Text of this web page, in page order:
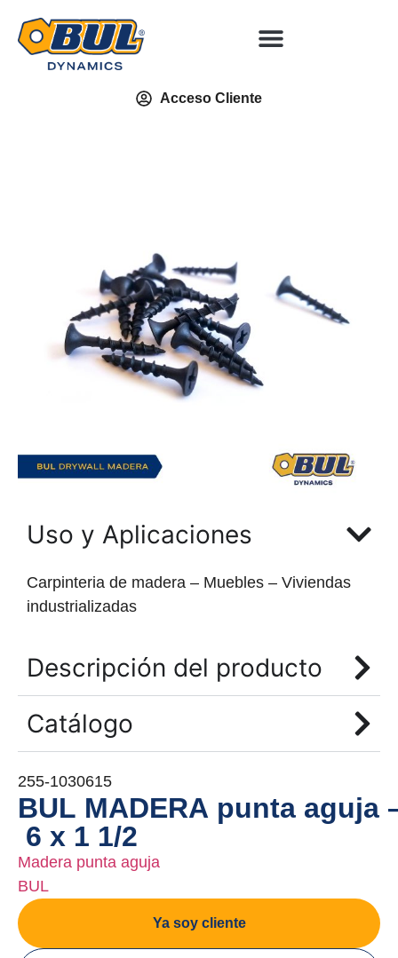
Acceso Cliente
Uso y Aplicaciones
Carpinteria de madera – Muebles – Viviendas
industrializadas
Descripción del producto
Catálogo
255-1030615
BUL MADERA punta aguja
6 x 1 1/2
Madera punta aguja
BUL
Ya soy cliente